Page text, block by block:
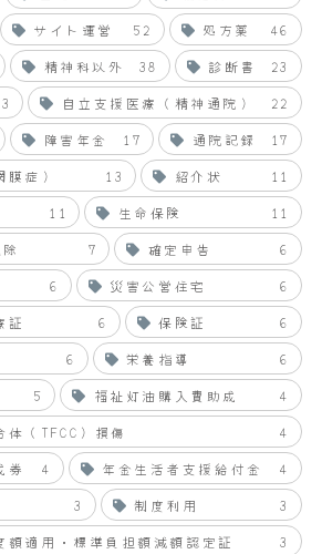
サイト運営 52 処方薬
46
精神科以外 38 診断書
23
自立支援医療（精神通院）
22
障害年金 17 通院記録
17
症）
13 紹介状
11
11 生命保険
11
7 確定申告
6
6 災害公営住宅
6
証
6 保険証
6
6 栄養指導
6
5 福祉灯油購入費助成
4
（TFCC）損傷
4
券
4 年金生活者支援給付金
4
3 制度利用
3
額適用・標準負担額減額認定証
3